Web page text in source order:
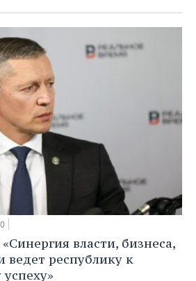
власти, бизнеса,
ведет республику к